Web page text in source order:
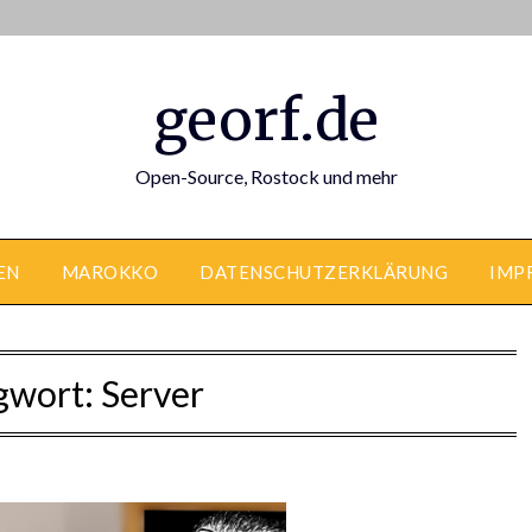
georf.de
Open-Source, Rostock und mehr
MAROKKO DATENSCHUTZERKLÄRUNG
Server